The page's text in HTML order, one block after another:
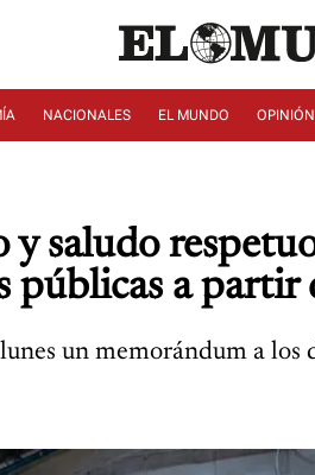
NACIONALES EL MUNDO OPINIÓN
y saludo
públicas a partir
un memorándum a